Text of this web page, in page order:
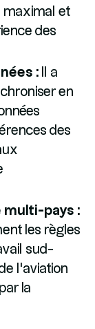
maximal et
des
: Il a
en
des
multi-pays :
les règles
sud-
l'aviation
la